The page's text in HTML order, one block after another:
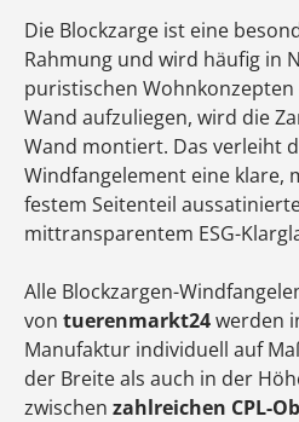
Die Blockzarge ist eine
Rahmung und wird häufig in
puristischen
Wand aufzuliegen, wird die
Wand montiert. Das verleiht
Windfangelement eine klare,
festem Seitenteil
mittransparentem ESG-
Alle Blockzargen-
von tuerenmarkt24werden
Manufaktur individuell auf
der Breite als auch in der
zwischen zahlreichen CPL-